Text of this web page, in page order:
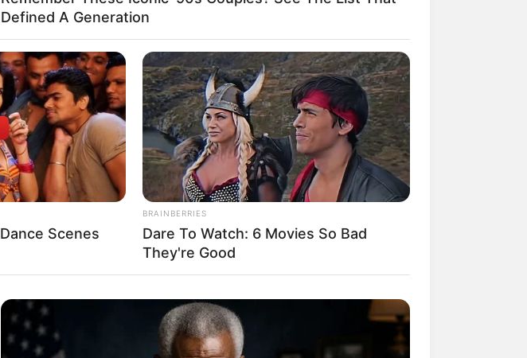
Defined A Generation
Scenes
BRAINBERRIES
Dare To Watch: 6 Movies So Bad
They're Good